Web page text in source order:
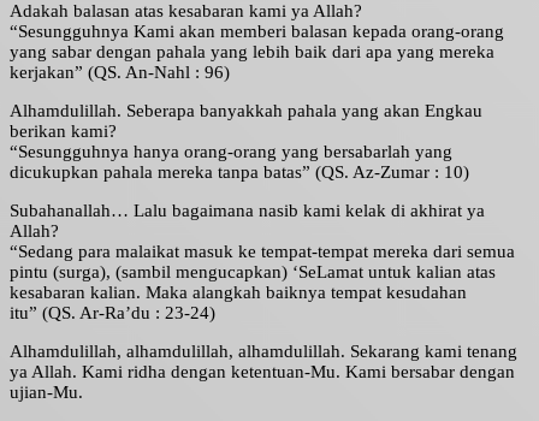
Adakah balasan atas kesabaran kami ya Allah?
“Sesungguhnya Kami akan memberi balasan kepada orang-orang
yang sabar dengan pahala yang lebih baik dari apa yang mereka
kerjakan” (QS. An-Nahl : 96)
Alhamdulillah. Seberapa banyakkah pahala yang akan Engkau
berikan kami?
“Sesungguhnya hanya orang-orang yang bersabarlah yang
dicukupkan pahala mereka tanpa batas” (QS. Az-Zumar : 10)
Subahanallah… Lalu bagaimana nasib kami kelak di akhirat ya
Allah?
“Sedang para malaikat masuk ke tempat-tempat mereka dari semua
pintu (surga), (sambil mengucapkan) ‘SeLamat untuk kalian atas
kesabaran kalian. Maka alangkah baiknya tempat kesudahan
itu” (QS. Ar-Ra’du : 23-24)
Alhamdulillah, alhamdulillah, alhamdulillah. Sekarang kami tenang
ya Allah. Kami ridha dengan ketentuan-Mu. Kami bersabar dengan
ujian-Mu.